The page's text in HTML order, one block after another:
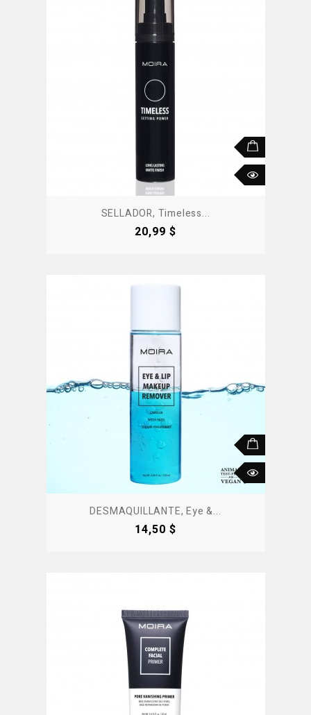
SELLADOR, Timeless...
Precio
20,99 $
DESMAQUILLANTE, Eye &...
Precio
14,50 $